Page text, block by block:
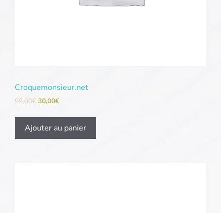
Croquemonsieur.net
99,00€ 30,00€
Ajouter au panier